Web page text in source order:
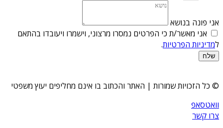
אני פונה בנושא
אני מאשר/ת כי הפרטים נמסרו מרצוני, וישמרו ויעובדו בהתאם
למדיניות הפרטיות.
שלח
© כל הזכויות שמורות | האתר והכתוב בו אינם מחליפים יעוץ משפטי
וואטסאפ
צרו קשר